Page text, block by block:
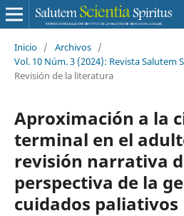
Inicio / Archivos /
Vol. 10 Núm. 3 (2024): Revista Salutem
Revisión de la literatura
Aproximación a la
terminal en el
revisión narrativa
perspectiva de la
cuidados paliativos